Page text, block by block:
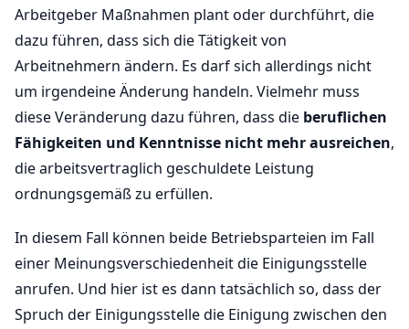
Arbeitgeber Maßnahmen plant oder durchführt, die
dazu führen, dass sich die Tätigkeit von
Arbeitnehmern ändern. Es darf sich allerdings nicht
um irgendeine Änderung handeln. Vielmehr muss
diese Veränderung dazu führen, dass die beruflichen
Fähigkeiten und Kenntnisse nicht mehr ausreichen,
die arbeitsvertraglich geschuldete Leistung
ordnungsgemäß zu erfüllen.
In diesem Fall können beide Betriebsparteien im Fall
einer Meinungsverschiedenheit die Einigungsstelle
anrufen. Und hier ist es dann tatsächlich so, dass der
Spruch der Einigungsstelle die Einigung zwischen den